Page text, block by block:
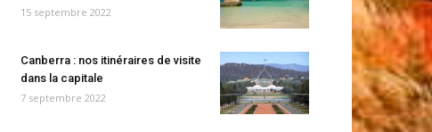
15 septembre 2022
Canberra : nos itinéraires de visite
dans la capitale
7 septembre 2022